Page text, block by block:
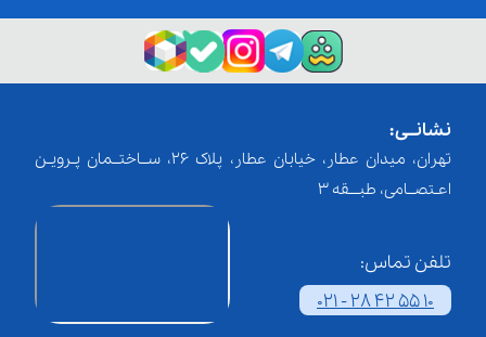
نشانــی:
تهران، میدان عطار، خیابان عطار، پلاک 26، ســاختــمان پـرویـن
اعـتصــامی، طبـــقه 3
تلفن تماس:
021 - 28 42 55 10